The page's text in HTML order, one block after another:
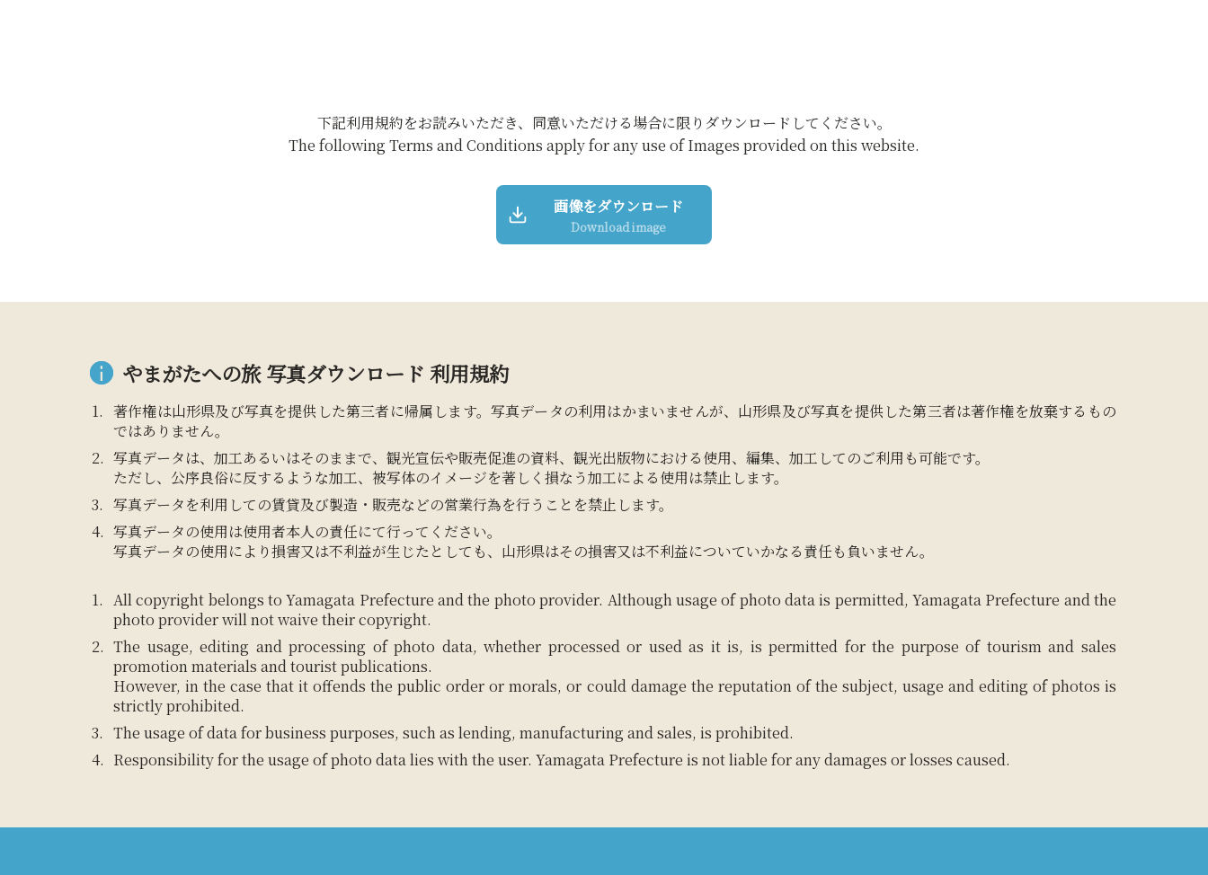
下記利用規約をお読みいただき、同意いただける場合に限りダウンロードしてください。
The following Terms and Conditions apply for any use of Images provided on this website.
画像をダウンロード
Download image
やまがたへの旅 写真ダウンロード 利用規約
著作権は山形県及び写真を提供した第三者に帰属します。写真データの利用はかまいませんが、山形県及び写真を提供した第三者は著作権を放棄するもの
ではありません。
写真データは、加工あるいはそのままで、観光宣伝や販売促進の資料、観光出版物における使用、編集、加工してのご利用も可能です。
ただし、公序良俗に反するような加工、被写体のイメージを著しく損なう加工による使用は禁止します。
写真データを利用しての賃貸及び製造・販売などの営業行為を行うことを禁止します。
写真データの使用は使用者本人の責任にて行ってください。
写真データの使用により損害又は不利益が生じたとしても、山形県はその損害又は不利益についていかなる責任も負いません。
All copyright belongs to Yamagata Prefecture and the photo provider. Although usage of photo data is permitted, Yamagata Prefecture and the
photo provider will not waive their copyright.
The usage, editing and processing of photo data, whether processed or used as it is, is permitted for the purpose of tourism and sales
promotion materials and tourist publications.
However, in the case that it offends the public order or morals, or could damage the reputation of the subject, usage and editing of photos is
strictly prohibited.
The usage of data for business purposes, such as lending, manufacturing and sales, is prohibited.
Responsibility for the usage of photo data lies with the user. Yamagata Prefecture is not liable for any damages or losses caused.